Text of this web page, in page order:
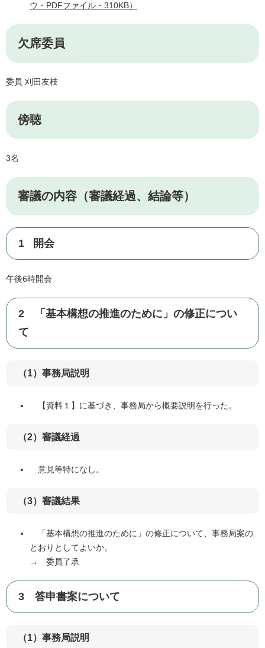
ウ・PDFファイル・310KB）
欠席委員
委員 刈田友枝
傍聴
3名
審議の内容（審議経過、結論等）
1 開会
午後6時開会
2 「基本構想の推進のために」の修正につい
て
（1）事務局説明
【資料１】に基づき、事務局から概要説明を行った。
（2）審議経過
意見等特になし。
（3）審議結果
「基本構想の推進のために」の修正について、事務局案の
とおりとしてよいか。
→ 委員了承
3 答申書案について
（1）事務局説明